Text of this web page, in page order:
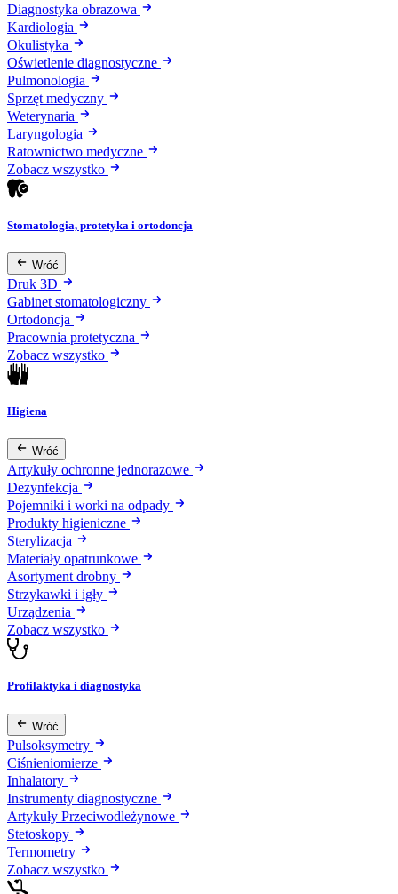
Diagnostyka obrazowa
Kardiologia
Okulistyka
Oświetlenie diagnostyczne
Pulmonologia
Sprzęt medyczny
Weterynaria
Laryngologia
Ratownictwo medyczne
Zobacz wszystko
Stomatologia, protetyka i ortodoncja
Wróć
Druk 3D
Gabinet stomatologiczny
Ortodoncja
Pracownia protetyczna
Zobacz wszystko
Higiena
Wróć
Artykuły ochronne jednorazowe
Dezynfekcja
Pojemniki i worki na odpady
Produkty higieniczne
Sterylizacja
Materiały opatrunkowe
Asortyment drobny
Strzykawki i igły
Urządzenia
Zobacz wszystko
Profilaktyka i diagnostyka
Wróć
Pulsoksymetry
Ciśnieniomierze
Inhalatory
Instrumenty diagnostyczne
Artykuły Przeciwodleżynowe
Stetoskopy
Termometry
Zobacz wszystko